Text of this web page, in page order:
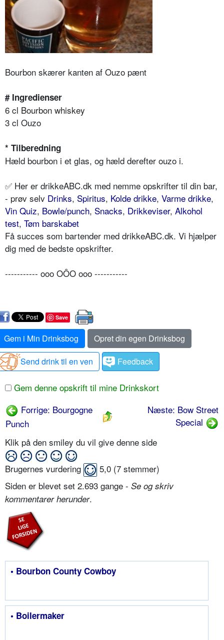
Bourbon skærer kanten af ​​Ouzo pænt
# Ingredienser
6 cl Bourbon whiskey
3 cl Ouzo
* Tilberedning
Hæld bourbon i et glas, og hæld derefter ouzo i.
✅ Her er drikkeABC.dk med nemme opskrifter til din bar,
- prøv selv Drinks, Spiritus, Kolde drikke, Varme drikke,
Vin Quiz, Bowle/punch, Snacks, Drikkeviser, Alkohol
test, Tøm barskabet
Få succes som bartender med drikkeABC.dk. Vi hjælper
dig med de bedste opskrifter.
----------- ooo OÔO ooo -----------
Save
Gem i Min Drinksbog
Opret din egen Drinksbog
Send drink til en ven
Feedback
Gem denne opskrift til mine Drinkskort
Forrige: Bourgogne
Punch
Næste: Bow Street
Special
Klik på den smiley du vil give denne side
Brugernes vurdering 5,0 (7 stemmer)
Siden er blevet set 2.693 gange - Se og skriv
kommentarer herunder.
• Bourbon County Cowboy
• Boilermaker